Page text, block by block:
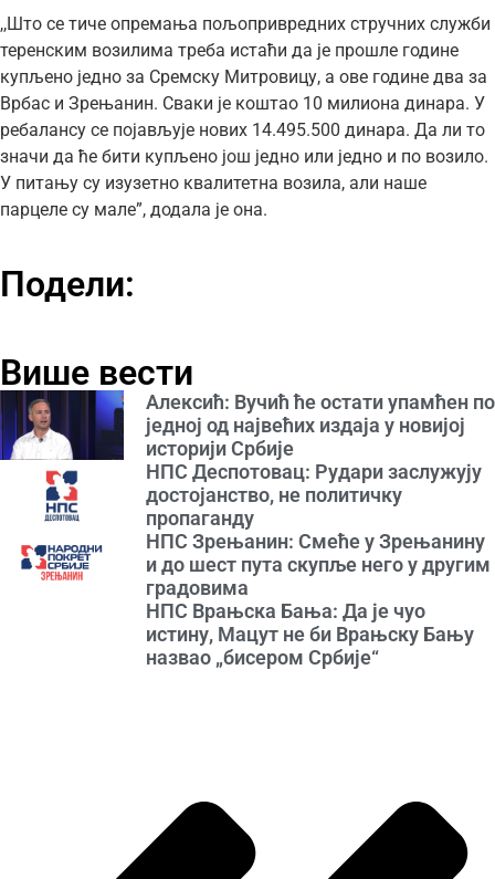
,,Што се тиче опремања пољопривредних стручних служби
теренским возилима треба истаћи да је прошле године
купљено једно за Сремску Митровицу, а ове године два за
Врбас и Зрењанин. Сваки је коштао 10 милиона динара. У
ребалансу се појављује нових 14.495.500 динара. Да ли то
значи да ће бити купљено још једно или једно и по возило.
У питању су изузетно квалитетна возила, али наше
парцеле су мале”, додала је она.
Подели:
Више вести
Алексић: Вучић ће остати упамћен по
једној од највећих издаја у новијој
историји Србије
НПС Деспотовац: Рудари заслужују
достојанство, не политичку
пропаганду
НПС Зрењанин: Смеће у Зрењанину
и до шест пута скупље него у другим
градовима
НПС Врањска Бања: Да је чуо
истину, Мацут не би Врањску Бању
назвао „бисером Србије“